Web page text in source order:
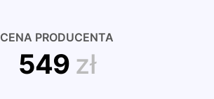
CENA PRODUCENTA
549 zł